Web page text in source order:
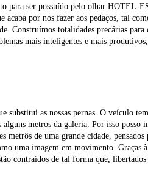
para ser possuído pelo olhar HOTEL-
por nos fazer aos pedaços, tal
Construímos totalidades precárias
mais inteligentes e mais
substitui as nossas pernas. O veículo
alguns metros da galeria. Por isso
metrôs de uma grande cidade,
uma imagem em movimento.
contraídos de tal forma que,